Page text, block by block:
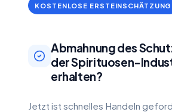
KOSTENLOSE ERSTEINSCHÄTZUNG
Abmahnung des
der Spirituosen-
erhalten?
Jetzt ist schnelles Handeln